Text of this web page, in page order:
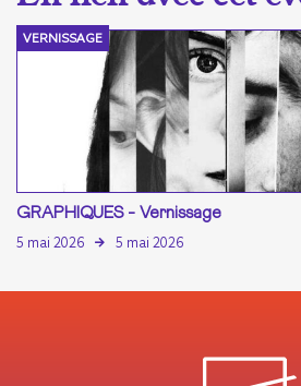
VERNISSAGE
GRAPHIQUES - Vernissage
5 mai 2026 5 mai 2026